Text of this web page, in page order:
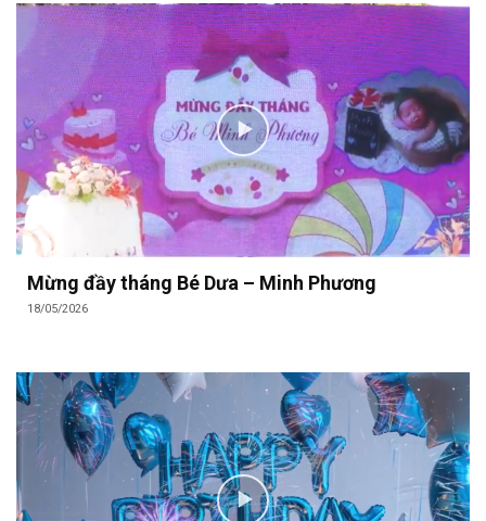
Mừng đầy tháng Bé Dưa – Minh Phương
18/05/2026